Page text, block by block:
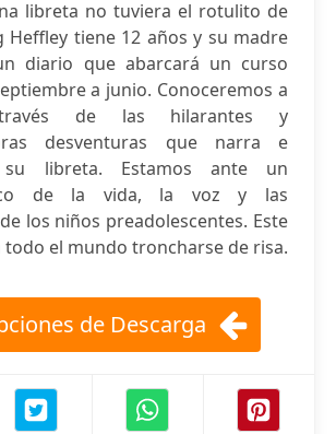
libreta no tuviera el rotulito de
Heffley tiene 12 años y su madre
diario que abarcará un curso
a junio. Conoceremos a
de las hilarantes y
desventuras que narra e
libreta. Estamos ante un
de la vida, la voz y las
los niños preadolescentes. Este
todo el mundo troncharse de risa.
de Descarga